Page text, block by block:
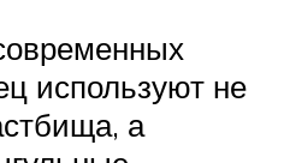
используют не
а